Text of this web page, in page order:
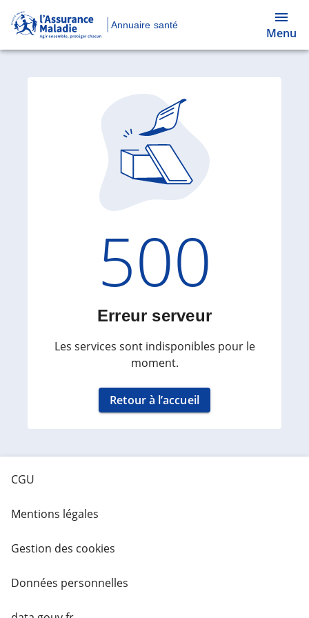
Annuaire santé
Menu
Code
500
Erreur serveur
Les services sont indisponibles pour le
moment.
Retour à l’accueil
CGU
Mentions légales
Gestion des cookies
Données personnelles